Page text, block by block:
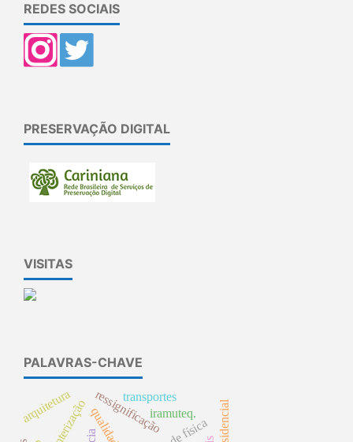
REDES SOCIAIS
PRESERVAÇÃO DIGITAL
VISITAS
PALAVRAS-CHAVE
sinterizaçãoressignificação
transportes
iramuteq.
arquitetura